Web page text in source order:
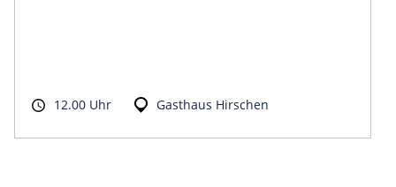
12.00 Uhr Gasthaus Hirschen